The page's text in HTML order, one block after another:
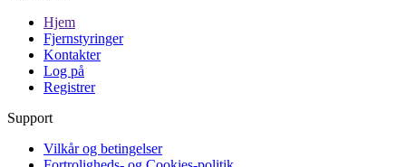
Hjem
Fjernstyringer
Kontakter
Log på
Registrer
Support
Vilkår og betingelser